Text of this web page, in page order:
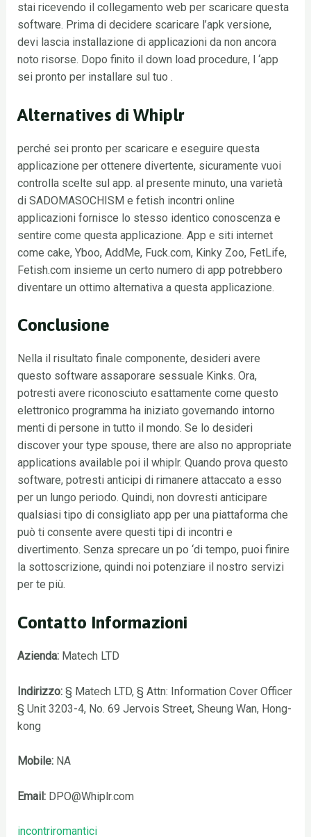
stai ricevendo il collegamento web per scaricare questa
software. Prima di decidere scaricare l’apk versione,
devi lascia installazione di applicazioni da non ancora
noto risorse. Dopo finito il down load procedure, l ‘app
sei pronto per installare sul tuo .
Alternatives di Whiplr
perché sei pronto per scaricare e eseguire questa
applicazione per ottenere divertente, sicuramente vuoi
controlla scelte sul app. al presente minuto, una varietà
di SADOMASOCHISM e fetish incontri online
applicazioni fornisce lo stesso identico conoscenza e
sentire come questa applicazione. App e siti internet
come cake, Yboo, AddMe, Fuck.com, Kinky Zoo, FetLife,
Fetish.com insieme un certo numero di app potrebbero
diventare un ottimo alternativa a questa applicazione.
Conclusione
Nella il risultato finale componente, desideri avere
questo software assaporare sessuale Kinks. Ora,
potresti avere riconosciuto esattamente come questo
elettronico programma ha iniziato governando intorno
menti di persone in tutto il mondo. Se lo desideri
discover your type spouse, there are also no appropriate
applications available poi il whiplr. Quando prova questo
software, potresti anticipi di rimanere attaccato a esso
per un lungo periodo. Quindi, non dovresti anticipare
qualsiasi tipo di consigliato app per una piattaforma che
può ti consente avere questi tipi di incontri e
divertimento. Senza sprecare un po ‘di tempo, puoi finire
la sottoscrizione, quindi noi potenziare il nostro servizi
per te più.
Contatto Informazioni
Azienda: Matech LTD
Indirizzo: § Matech LTD, § Attn: Information Cover Officer
§ Unit 3203-4, No. 69 Jervois Street, Sheung Wan, Hong-
kong
Mobile: NA
Email: DPO@Whiplr.com
incontriromantici